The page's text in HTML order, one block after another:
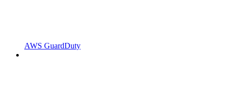
AWS GuardDuty